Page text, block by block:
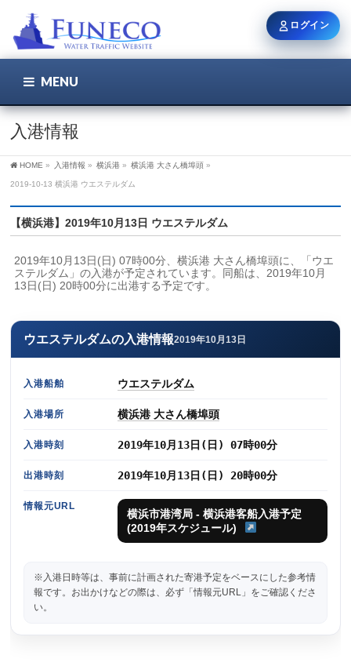
MENU
入港情報
HOME » 入港情報 » 横浜港 » 横浜港 大さん橋埠頭 »
2019-10-13 横浜港 ウエステルダム
【横浜港】2019年10月13日 ウエステルダム
2019年10月13日(日) 07時00分、横浜港 大さん橋埠頭に、「ウエ
ステルダム」の入港が予定されています。同船は、2019年10月
13日(日) 20時00分に出港する予定です。
ウエステルダムの入港情報2019年10月13日
入港船舶 ウエステルダム
入港場所 横浜港 大さん橋埠頭
入港時刻 2019年10月13日(日) 07時00分
出港時刻 2019年10月13日(日) 20時00分
情報元URL
横浜市港湾局 - 横浜港客船入港予定
(2019年スケジュール)
※入港日時等は、事前に計画された寄港予定をベースにした参考情
報です。お出かけなどの際は、必ず「情報元URL」をご確認くださ
い。
ログイン
ユーザー名 / メール
新規登録 パスワードを忘れた方